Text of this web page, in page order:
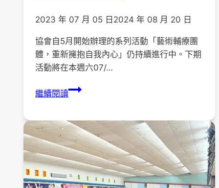
2023 年 07 月 05 日 2024 年 08 月 20 日
協會自5月開始辦理的系列活動「藝術輔療團
體，重新擁抱自我內心」仍持續進行中。下期
活動將在本週六07/…
繼續閱讀「藝
療
團
體，
重
新